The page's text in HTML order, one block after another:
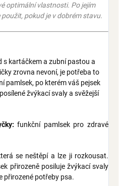
optimální vlastnosti. Po jejím
pokud je v dobrém stavu.
s kartáčkem a zubní pastou a
zrovna nevoní, je potřeba to
pamlsek, po kterém váš pejsek
žvýkací svaly a svěžejší
funkční pamlsek pro zdravé
se neštěpí a lze ji rozkousat.
přirozeně posiluje žvýkací svaly
přirozené potřeby psa.